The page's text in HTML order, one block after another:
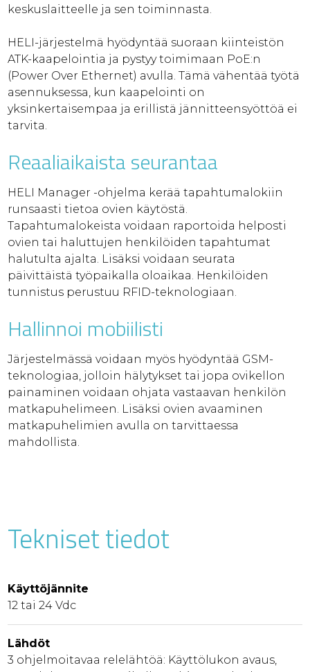
keskuslaitteelle ja sen toiminnasta.
HELI-järjestelmä hyödyntää suoraan kiinteistön
ATK-kaapelointia ja pystyy toimimaan PoE:n
(Power Over Ethernet) avulla. Tämä vähentää työtä
asennuksessa, kun kaapelointi on
yksinkertaisempaa ja erillistä jännitteensyöttöä ei
tarvita.
Reaaliaikaista seurantaa
HELI Manager -ohjelma kerää tapahtumalokiin
runsaasti tietoa ovien käytöstä.
Tapahtumalokeista voidaan raportoida helposti
ovien tai haluttujen henkilöiden tapahtumat
halutulta ajalta. Lisäksi voidaan seurata
päivittäistä työpaikalla oloaikaa. Henkilöiden
tunnistus perustuu RFID-teknologiaan.
Hallinnoi mobiilisti
Järjestelmässä voidaan myös hyödyntää GSM-
teknologiaa, jolloin hälytykset tai jopa ovikellon
painaminen voidaan ohjata vastaavan henkilön
matkapuhelimeen. Lisäksi ovien avaaminen
matkapuhelimien avulla on tarvittaessa
mahdollista.
Tekniset tiedot
Käyttöjännite
12 tai 24 Vdc
Lähdöt
3 ohjelmoitavaa relelähtöä: Käyttölukon avaus,